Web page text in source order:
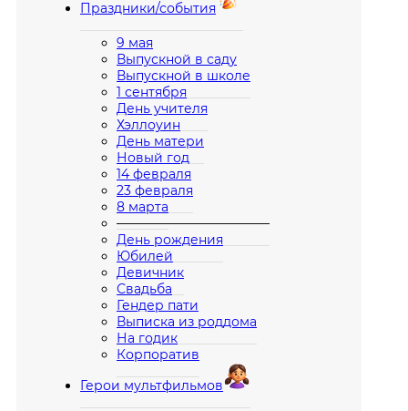
Праздники/события
9 мая
Выпускной в саду
Выпускной в школе
1 сентября
День учителя
Хэллоуин
День матери
Новый год
14 февраля
23 февраля
8 марта
————————————
День рождения
Юбилей
Девичник
Свадьба
Гендер пати
Выписка из роддома
На годик
Корпоратив
Герои мультфильмов